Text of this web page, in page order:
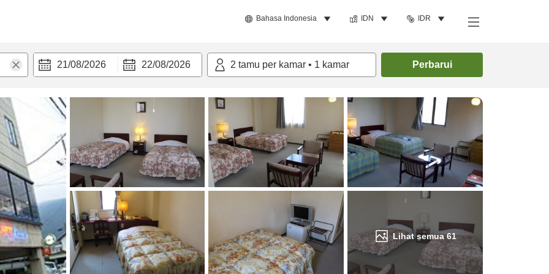
Bahasa Indonesia IDN IDR
21/08/2026 22/08/2026 2 tamu per kamar • 1 kamar Perbarui
Lihat semua61
Cari kamar